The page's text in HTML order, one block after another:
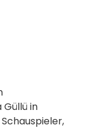
Güllü in
Schauspieler,